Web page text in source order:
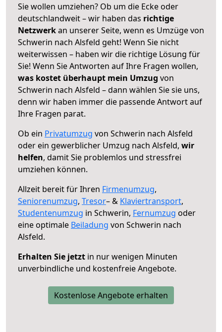
Sie wollen umziehen? Ob um die Ecke oder
deutschlandweit – wir haben das richtige
Netzwerkan unserer Seite, wenn es Umzüge von
Schwerin nach Alsfeld geht! Wenn Sie nicht
weiterwissen – haben wir die richtige Lösung für
Sie! Wenn Sie Antworten auf Ihre Fragen wollen,
was kostet überhaupt mein Umzug von
Schwerin nach Alsfeld – dann wählen Sie sie uns,
denn wir haben immer die passende Antwort auf
Ihre Fragen parat.
Ob ein Privatumzug von Schwerin nach Alsfeld
oder ein gewerblicher Umzug nach Alsfeld, wir
helfen, damit Sie problemlos und stressfrei
umziehen können.
Allzeit bereit für Ihren Firmenumzug,
Seniorenumzug, Tresor– & Klaviertransport,
Studentenumzug in Schwerin, Fernumzug oder
eine optimale Beiladung von Schwerin nach
Alsfeld.
Erhalten Sie jetzt in nur wenigen Minuten
unverbindliche und kostenfreie Angebote.
Kostenlose Angebote erhalten